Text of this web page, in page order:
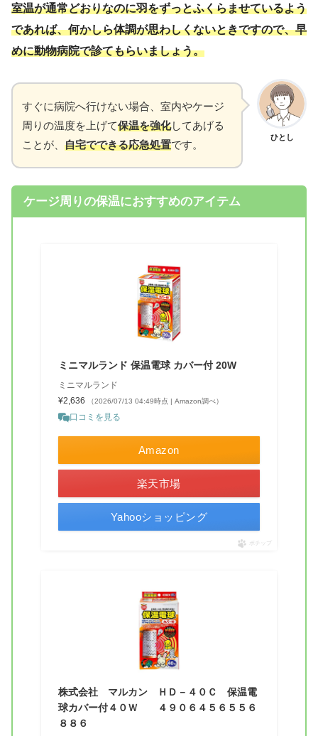
室温が通常どおりなのに羽をずっとふくらませているよう
であれば、何かしら体調が思わしくないときですので、早
めに動物病院で診てもらいましょう。
ひとし
すぐに病院へ行けない場合、室内やケージ
周りの温度を上げて保温を強化してあげる
ことが、 自宅でできる応急処置です。
ケージ周りの保温におすすめのアイテム
ミニマルランド 保温電球 カバー付 20W
ミニマルランド
¥2,636
（2026/07/13 04:49時点 | Amazon調べ）
口コミを見る
Amazon
楽天市場
Yahooショッピング
ポチップ
株式会社 マルカン ＨＤ－４０Ｃ 保温電
球カバー付４０Ｗ ４９０６４５６５５６
８８６